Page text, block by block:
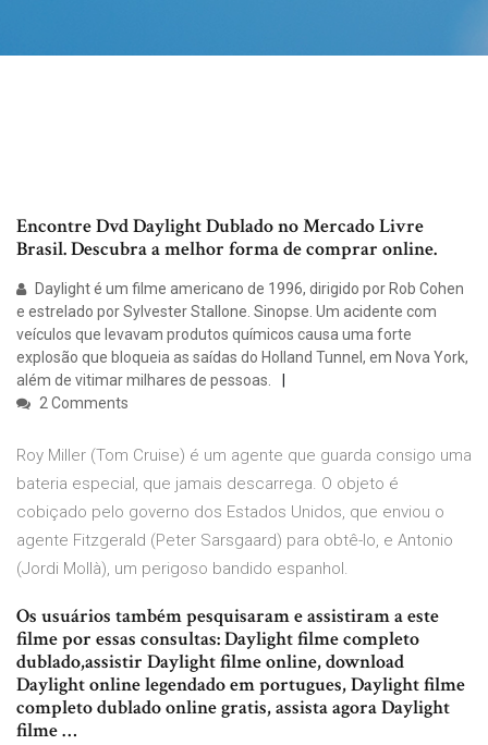
Encontre Dvd Daylight Dublado no Mercado Livre
Brasil. Descubra a melhor forma de comprar online.
Daylight é um filme americano de 1996, dirigido por Rob Cohen
e estrelado por Sylvester Stallone. Sinopse. Um acidente com
veículos que levavam produtos químicos causa uma forte
explosão que bloqueia as saídas do Holland Tunnel, em Nova York,
além de vitimar milhares de pessoas.
2 Comments
Roy Miller (Tom Cruise) é um agente que guarda consigo uma
bateria especial, que jamais descarrega. O objeto é
cobiçado pelo governo dos Estados Unidos, que enviou o
agente Fitzgerald (Peter Sarsgaard) para obtê-lo, e Antonio
(Jordi Mollà), um perigoso bandido espanhol.
Os usuários também pesquisaram e assistiram a este
filme por essas consultas: Daylight filme completo
dublado,assistir Daylight filme online, download
Daylight online legendado em portugues, Daylight filme
completo dublado online gratis, assista agora Daylight
filme …